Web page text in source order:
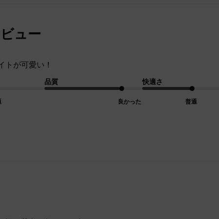
ュー
トが可愛い！
品質
良かった
快適さ
普通